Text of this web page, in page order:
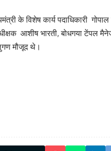
के विशेष कार्य पदाधिकारी
आशीष भारती, बोधगया टेंपल
मौजूद थे।